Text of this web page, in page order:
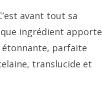
avant tout sa
ingrédient apporte
étonnante, parfaite
translucide et